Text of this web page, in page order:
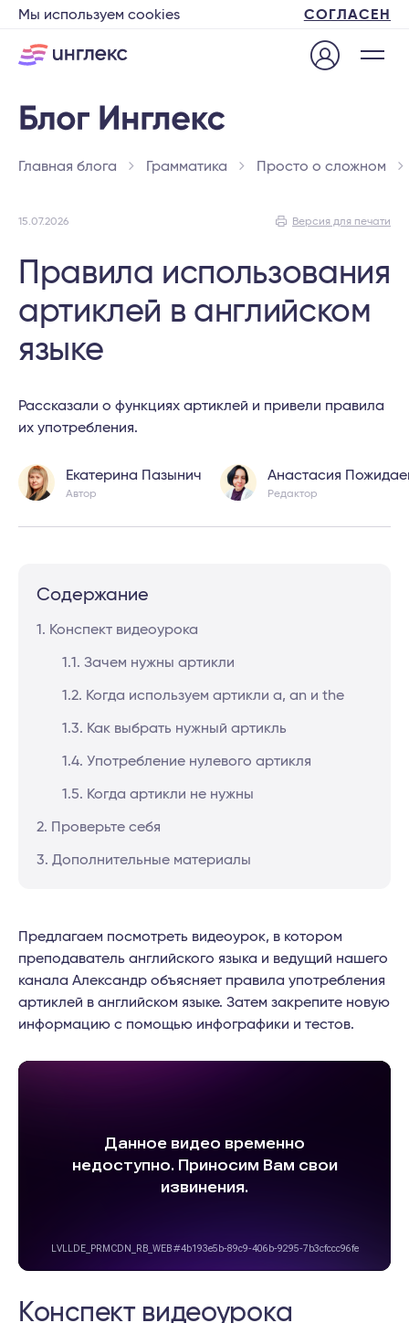
Мы используем cookies СОГЛАСЕН
Главная блога Грамматика Просто о сложном
15.07.2026 Версия для печати
Правила использования
артиклей в английском
языке
Рассказали о функциях артиклей и привели правила
их употребления.
Екатерина Пазынич
Автор
Анастасия
Редактор
Содержание
1. Конспект видеоурока
1.1. Зачем нужны артикли
1.2. Когда используем артикли a, an и the
1.3. Как выбрать нужный артикль
1.4. Употребление нулевого артикля
1.5. Когда артикли не нужны
2. Проверьте себя
3. Дополнительные материалы
Предлагаем посмотреть видеоурок, в котором
преподаватель английского языка и ведущий нашего
канала Александр объясняет правила употребления
артиклей в английском языке. Затем закрепите новую
информацию с помощью инфографики и тестов.
Конспект видеоурока